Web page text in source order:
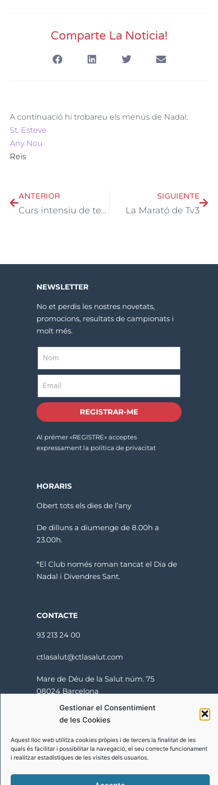
Gestionar el Consentimient
de les Cookies
Aquest lloc web utilitza cookies pròpies i de tercers la finalitat de les
quals és facilitar i possibilitar la navegació, el seu correcte funcionament
i realitzar estadístiques de les visites dels usuarios.
Comparte La Noticia!
A continuació hi trobareu els menús de Nadal:
St. Esteve
Any Nou
Reis
ANTERIOR
Curs intensiu de tennis o pàdel
SIGUIENTE
La Marató de Tv3
NEWSLETTER
No et perdis les nostres novetats,
promocions, resultats de campionats i
molt més.
REGISTRAR-ME
Al prémer «REGISTRE» acceptes
expressament la política de privacitat
HORARIS
Obert tots els dies de l’any
De dilluns a diumenge de 8.00h a
23.00h.
*El Club només roman tancat el Dia de
Nadal i Divendres Sant.
CONTACTE
93 213 24 00
ctlasalut@ctlasalut.com
Mare de Déu de la Salut núm. 75
08024 Barcelona
Termes i condicions